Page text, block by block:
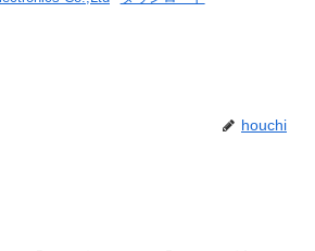
houchi